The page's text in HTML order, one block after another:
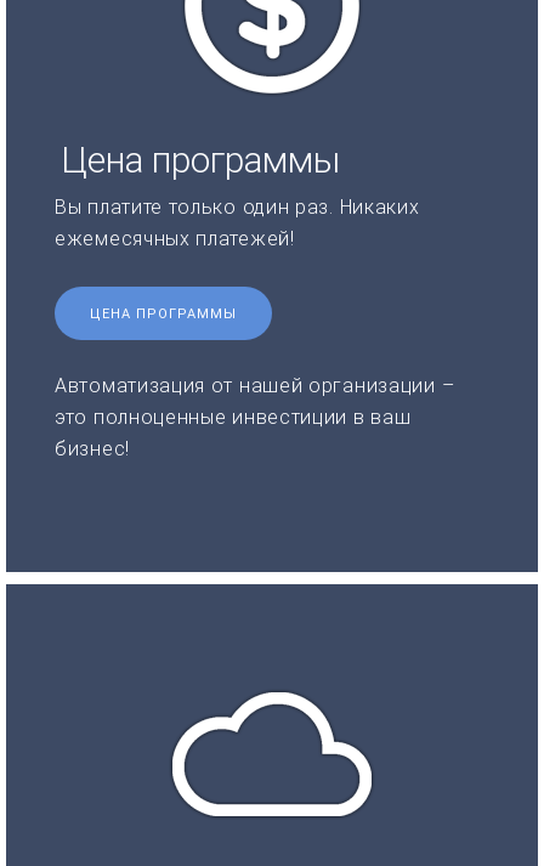
Цена программы
Вы платите только один раз. Никаких
ежемесячных платежей!
ЦЕНА ПРОГРАММЫ
Автоматизация от нашей организации –
это полноценные инвестиции в ваш
бизнес!